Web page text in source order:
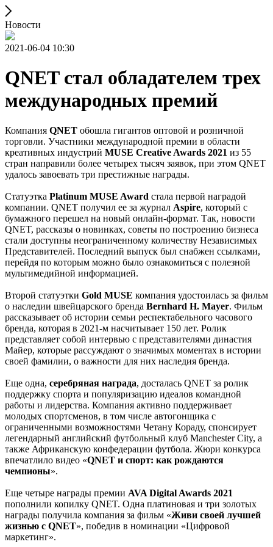
Новости
2021-06-04 10:30
QNET стал обладателем трех
международных премий
Компания QNET обошла гигантов оптовой и розничной
торговли. Участники международной премии в области
креативных индустрий MUSE Creative Awards 2021 из 55
стран направили более четырех тысяч заявок, при этом QNET
удалось завоевать три престижные награды.
Статуэтка Platinum MUSE Award стала первой наградой
компании. QNET получил ее за журнал Aspire, который с
бумажного перешел на новый онлайн-формат. Так, новости
QNET, рассказы о новинках, советы по построению бизнеса
стали доступны неограниченному количеству Независимых
Представителей. Последний выпуск был снабжен ссылками,
перейдя по которым можно было ознакомиться с полезной
мультимедийной информацией.
Второй статуэтки Gold MUSE компания удостоилась за фильм
о наследии швейцарского бренда Bernhard H. Mayer. Фильм
рассказывает об истории семьи респектабельного часового
бренда, которая в 2021-м насчитывает 150 лет. Ролик
представляет собой интервью с представителями династия
Майер, которые рассуждают о значимых моментах в истории
своей фамилии, о важности для них наследия бренда.
Еще одна, серебряная награда, досталась QNET за ролик
поддержку спорта и популяризацию идеалов командной
работы и лидерства. Компания активно поддерживает
молодых спортсменов, в том числе автогонщика с
ограниченными возможностями Четану Кораду, спонсирует
легендарный английский футбольный клуб Manchester City, а
также Африканскую конфедерации футбола. Жюри конкурса
впечатлило видео «QNET и спорт: как рождаются
чемпионы».
Еще четыре награды премии AVA Digital Awards 2021
пополнили копилку QNET. Одна платиновая и три золотых
награды получила компания за фильм «Живи своей лучшей
жизнью с QNET», победив в номинации «Цифровой
маркетинг».